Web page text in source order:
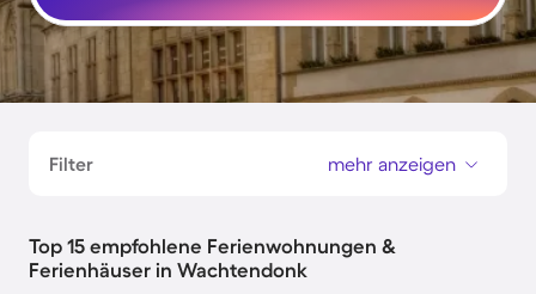
Filter mehr anzeigen
Top 15 empfohlene Ferienwohnungen &
Ferienhäuser in Wachtendonk